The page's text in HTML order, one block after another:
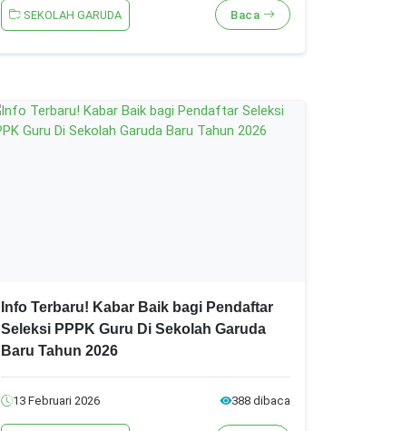
SEKOLAH GARUDA Baca
Info Terbaru! Kabar Baik bagi Pendaftar
Seleksi PPPK Guru Di Sekolah Garuda
Baru Tahun 2026
13 Februari 2026 388 dibaca